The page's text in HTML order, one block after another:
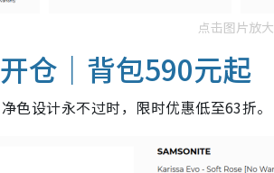
点击图片放大
仓｜背包590元起
色设计永不过时，限时优惠低至63折。